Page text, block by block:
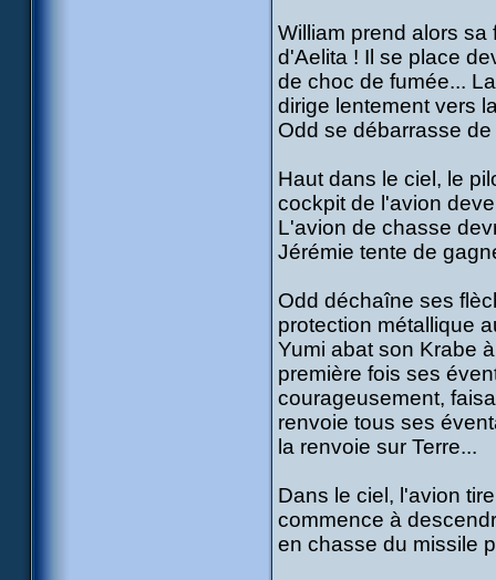
William prend alors
d'Aelita ! Il se place
de choc de fumée...
dirige lentement vers
Odd se débarrasse
Haut dans le ciel, le
cockpit de l'avion
L'avion de chasse
Jérémie tente de
Odd déchaîne ses
protection métallique
Yumi abat son Krabe
première fois ses
courageusement,
renvoie tous ses
la renvoie sur Terre...
Dans le ciel, l'avion
commence à
en chasse du missile